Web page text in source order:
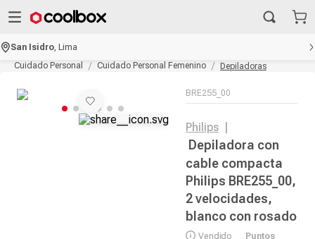
San Isidro ,Lima
Cuidado Personal
Cuidado Personal Femenino Depiladoras
BRE255_00
Philips
Depiladora con
cable compacta
Philips BRE255_00,
2 velocidades,
blanco con rosado
Vendido
Puntos